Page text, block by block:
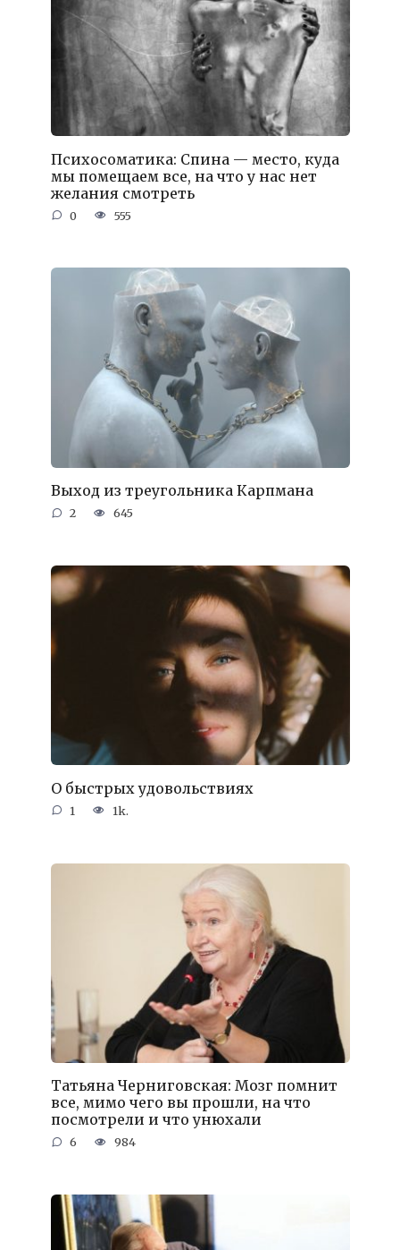
Психосоматика: Спина — место, куда
мы помещаем все, на что у нас нет
желания смотреть
0 555
Выход из треугольника Карпмана
2 645
О быстрых удовольствиях
1 1k.
Татьяна Черниговская: Мозг помнит
все, мимо чего вы прошли, на что
посмотрели и что унюхали
6 984